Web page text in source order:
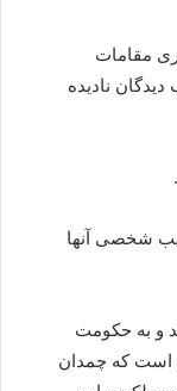
مقامات
نادیده
شخصی آنها
و به حکومت
است که چمدان